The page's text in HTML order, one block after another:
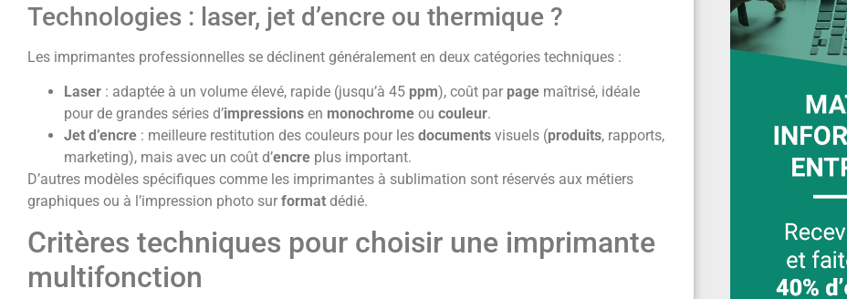
Technologies : laser, jet d’encre ou thermique ?
Les imprimantes professionnelles se déclinent généralement en deux catégories techniques :
Laser : adaptée à un volume élevé, rapide (jusqu’à 45 ppm), coût par page maîtrisé, idéale
pour de grandes séries d’impressions en monochrome ou couleur.
Jet d’encre : meilleure restitution des couleurs pour les documents visuels (produits, rapports,
marketing), mais avec un coût d’encre plus important.
D’autres modèles spécifiques comme les imprimantes à sublimation sont réservés aux métiers
graphiques ou à l’impression photo sur format dédié.
Critères techniques pour choisir une imprimante
multifonction